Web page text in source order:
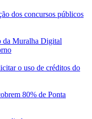
dos concursos públicos
da Muralha Digital
o uso de créditos do
80% de Ponta